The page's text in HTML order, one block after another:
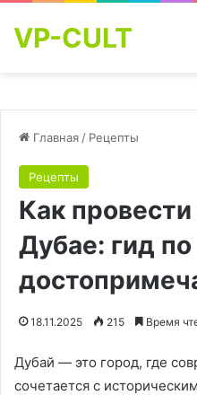
VP-CULT
Главная / Рецепты
Рецепты
Как
Дубае: гид по
18.11.2025 215 Время
Дубай — это город, где
сочетается с